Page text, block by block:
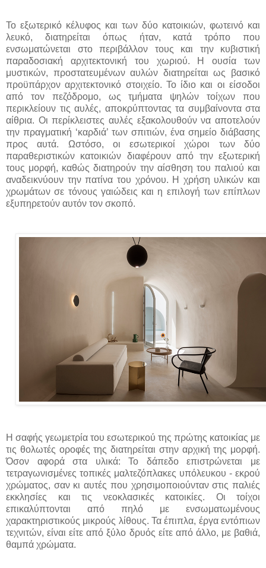
Το εξωτερικό κέλυφος και των δύο κατοικιών, φωτεινό και
λευκό, διατηρείται όπως ήταν, κατά τρόπο που
ενσωματώνεται στο περιβάλλον τους και την κυβιστική
παραδοσιακή αρχιτεκτονική του χωριού. Η ουσία των
μυστικών, προστατευμένων αυλών διατηρείται ως βασικό
προϋπάρχον αρχιτεκτονικό στοιχείο. Το ίδιο και οι είσοδοι
από τον πεζόδρομο, ως τμήματα ψηλών τοίχων που
περικλείουν τις αυλές, αποκρύπτοντας τα συμβαίνοντα στα
αίθρια. Οι περίκλειστες αυλές εξακολουθούν να αποτελούν
την πραγματική ‘καρδιά’ των σπιτιών, ένα σημείο διάβασης
προς αυτά. Ωστόσο, οι εσωτερικοί χώροι των δύο
παραθεριστικών κατοικιών διαφέρουν από την εξωτερική
τους μορφή, καθώς διατηρούν την αίσθηση του παλιού και
αναδεικνύουν την πατίνα του χρόνου. Η χρήση υλικών και
χρωμάτων σε τόνους γαιώδεις και η επιλογή των επίπλων
εξυπηρετούν αυτόν τον σκοπό.
Η σαφής γεωμετρία του εσωτερικού της πρώτης κατοικίας με
τις θολωτές οροφές της διατηρείται στην αρχική της μορφή.
Όσον αφορά στα υλικά: Το δάπεδο επιστρώνεται με
τετραγωνισμένες τοπικές μαλτεζόπλακες υπόλευκου - εκρού
χρώματος, σαν κι αυτές που χρησιμοποιούνταν στις παλιές
εκκλησίες και τις νεοκλασικές κατοικίες. Οι τοίχοι
επικαλύπτονται από πηλό με ενσωματωμένους
χαρακτηριστικούς μικρούς λίθους. Τα έπιπλα, έργα εντόπιων
τεχνιτών, είναι είτε από ξύλο δρυός είτε από άλλο, με βαθιά,
θαμπά χρώματα.